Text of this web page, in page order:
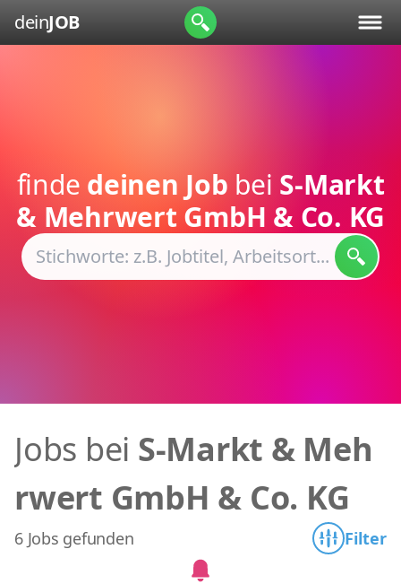
deinJOB
finde deinen Job bei S-Markt
& Mehrwert GmbH & Co. KG
Jobs bei S-Markt & Meh
rwert GmbH & Co. KG
6 Jobs gefunden Filter